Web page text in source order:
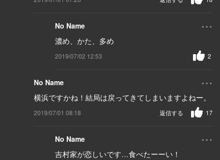
No Name ...
濃め、かた、多め
2019/07/02 12:53 2
No Name ...
横浜ですかね！結局は戻ってきてしまいますよねー。
2019/07/01 08:18 17
返信する
No Name ...
吉村家が恋しいです…食べたーーい！